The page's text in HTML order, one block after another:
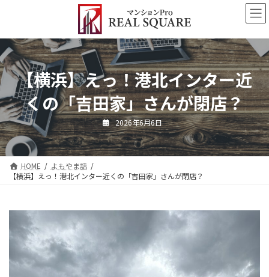
ン
ツ
へ
ス
キ
ッ
プ
ー
シ
ョ
ン
に
移
動
【横浜】えっ！港北インター近
くの「吉田家」さんが閉店？
2026年6月6日
HOME
よもやま話
【横浜】えっ！港北インター近くの「吉田家」さんが閉店？